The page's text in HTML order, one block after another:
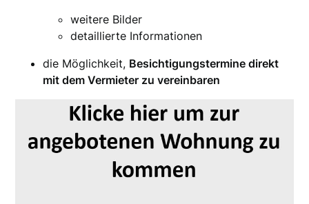
weitere Bilder
detaillierte Informationen
die Möglichkeit, Besichtigungstermine direkt
mit dem Vermieter zu vereinbaren